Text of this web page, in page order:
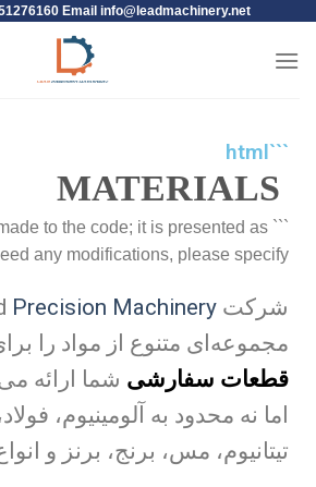
Email info@leadmachinery.net
```html
MATERIALS
made to the code; it is presented as
any modifications, please specify!
شرکت Wuxi Lead Precision Machinery
مجموعه‌ای متنوع از مواد را
قطعات سفارشی شما ارائه
اما نه محدود به آلومینیوم،
تیتانیوم، مس، برنج، برنز و